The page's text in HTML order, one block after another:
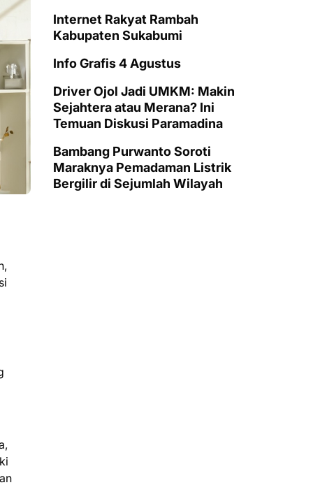
Internet Rakyat Rambah
Kabupaten Sukabumi
Info Grafis 4 Agustus
Driver Ojol Jadi UMKM: Makin
Sejahtera atau Merana? Ini
Temuan Diskusi Paramadina
Bambang Purwanto Soroti
Maraknya Pemadaman Listrik
Bergilir di Sejumlah Wilayah